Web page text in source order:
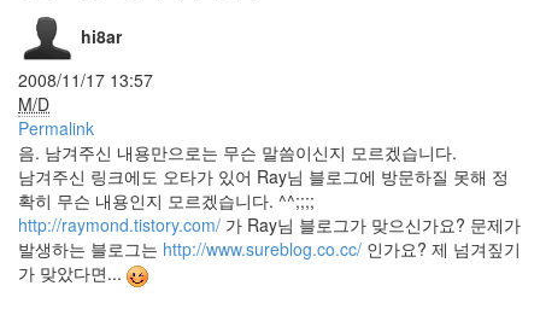
hi8ar
2008/11/17 13:57
M/D
Permalink
음. 남겨주신 내용만으로는 무슨 말씀이신지 모르겠습니다.
남겨주신 링크에도 오타가 있어 Ray님 블로그에 방문하질 못해 정
확히 무슨 내용인지 모르겠습니다. ^^;;;;
http://raymond.tistory.com/ 가 Ray님 블로그가 맞으신가요? 문제가
발생하는 블로그는 http://www.sureblog.co.cc/ 인가요? 제 넘겨짚기
가 맞았다면...
Textcube
The
Dark
Knight
그
림
자
칼
리